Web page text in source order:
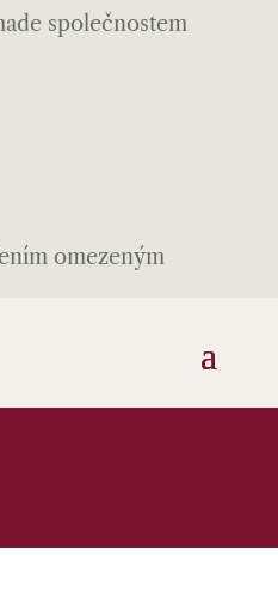
společnostem
omezeným